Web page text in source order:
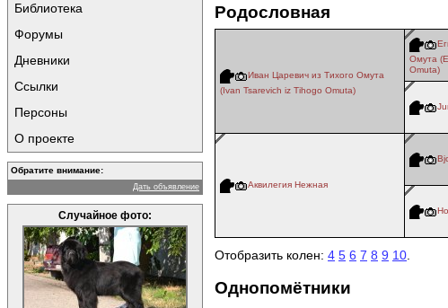
Библиотека
Форумы
Дневники
Ссылки
Персоны
О проекте
Обратите внимание:
Дать объявление
Случайное фото:
Родословная
Иван Царевич из Тихого Омута
(Ivan Tsarevich iz Tihogo Omuta)
Омута
Omuta)
Аквилегия Нежная
Отобразить колен: 4 5 6 7 8 9 10
Однопомётники